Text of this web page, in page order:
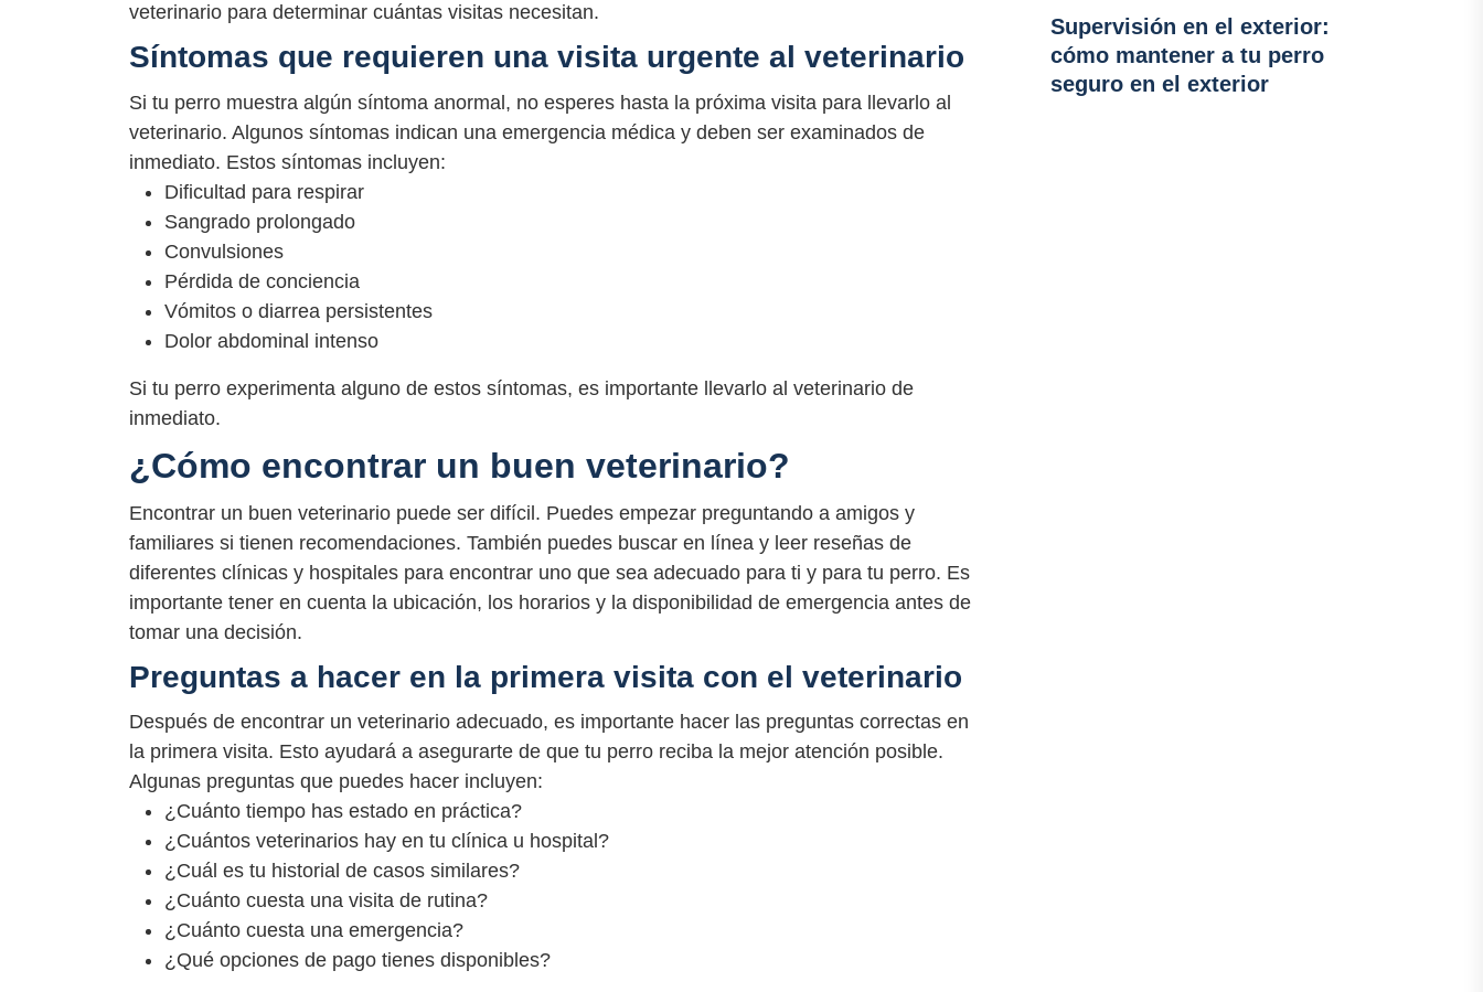
veterinario para determinar cuántas visitas necesitan.
Síntomas que requieren una visita urgente al veterinario
Si tu perro muestra algún síntoma anormal, no esperes hasta la próxima visita para llevarlo al
veterinario. Algunos síntomas indican una emergencia médica y deben ser examinados de
inmediato. Estos síntomas incluyen:
Dificultad para respirar
Sangrado prolongado
Convulsiones
Pérdida de conciencia
Vómitos o diarrea persistentes
Dolor abdominal intenso
Si tu perro experimenta alguno de estos síntomas, es importante llevarlo al veterinario de
inmediato.
¿Cómo encontrar un buen veterinario?
Encontrar un buen veterinario puede ser difícil. Puedes empezar preguntando a amigos y
familiares si tienen recomendaciones. También puedes buscar en línea y leer reseñas de
diferentes clínicas y hospitales para encontrar uno que sea adecuado para ti y para tu perro. Es
importante tener en cuenta la ubicación, los horarios y la disponibilidad de emergencia antes de
tomar una decisión.
Preguntas a hacer en la primera visita con el veterinario
Después de encontrar un veterinario adecuado, es importante hacer las preguntas correctas en
la primera visita. Esto ayudará a asegurarte de que tu perro reciba la mejor atención posible.
Algunas preguntas que puedes hacer incluyen:
¿Cuánto tiempo has estado en práctica?
¿Cuántos veterinarios hay en tu clínica u hospital?
¿Cuál es tu historial de casos similares?
¿Cuánto cuesta una visita de rutina?
¿Cuánto cuesta una emergencia?
¿Qué opciones de pago tienes disponibles?
Supervisión en el exterior:
cómo mantener a tu perro
seguro en el exterior